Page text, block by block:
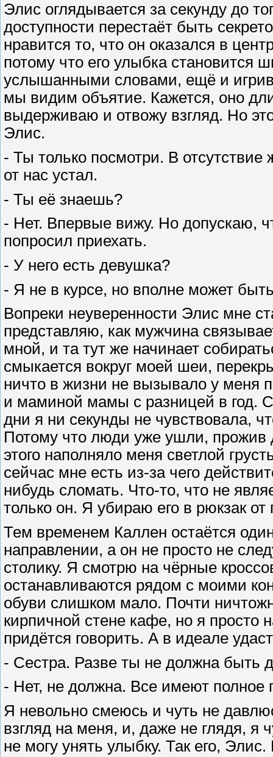
Элис оглядывается за секунду до
доступности перестаёт быть
нравится то, что он оказался в
потому что его улыбка
услышанными словами, ещё и
мы видим объятие. Кажется, оно
выдерживаю и отвожу взгляд. Но
Элис.
- Ты только посмотри. В
от нас устал.
- Ты её знаешь?
- Нет. Впервые вижу. Но допускаю,
попросил приехать.
- У него есть девушка?
- Я не в курсе, но вполне может
Вопреки неуверенности Элис мне
представляю, как мужчина
мной, и та тут же начинает
смыкается вокруг моей шеи,
ничто в жизни не вызывало у меня
и маминой мамы с разницей в год.
дни я ни секунды не чувствовала,
Потому что люди уже ушли,
этого наполняло меня светлой
сейчас мне есть из-за чего
нибудь сломать. Что-то, что не
только он. Я убираю его в рюкзак от
Тем временем Каллен остаётся
направлении, а он не просто не
столику. Я смотрю на чёрные
останавливаются рядом с моими
обуви слишком мало. Почти
кирпичной стене кафе, но я просто
придётся говорить. А в идеале
- Сестра. Разве ты не должна быть
- Нет, не должна. Все имеют полное
Я невольно смеюсь и чуть не
взгляд на меня, и, даже не глядя, я
не могу унять улыбку. Так его, Элис.